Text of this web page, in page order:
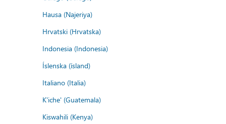
Hausa (Najeriya)
Hrvatski (Hrvatska)
Indonesia (Indonesia)
Íslenska (ísland)
Italiano (Italia)
K'iche' (Guatemala)
Kiswahili (Kenya)